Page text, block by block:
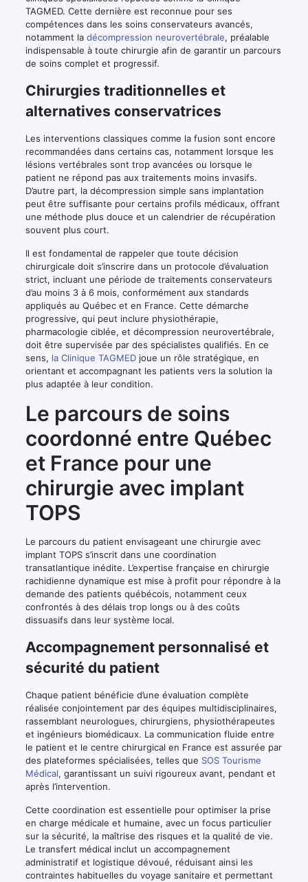
TAGMED. Cette dernière est reconnue pour ses
compétences dans les soins conservateurs avancés,
notamment la décompression neurovertébrale, préalable
indispensable à toute chirurgie afin de garantir un parcours
de soins complet et progressif.
Chirurgies traditionnelles et
alternatives conservatrices
Les interventions classiques comme la fusion sont encore
recommandées dans certains cas, notamment lorsque les
lésions vertébrales sont trop avancées ou lorsque le
patient ne répond pas aux traitements moins invasifs.
D’autre part, la décompression simple sans implantation
peut être suffisante pour certains profils médicaux, offrant
une méthode plus douce et un calendrier de récupération
souvent plus court.
Il est fondamental de rappeler que toute décision
chirurgicale doit s’inscrire dans un protocole d’évaluation
strict, incluant une période de traitements conservateurs
d’au moins 3 à 6 mois, conformément aux standards
appliqués au Québec et en France. Cette démarche
progressive, qui peut inclure physiothérapie,
pharmacologie ciblée, et décompression neurovertébrale,
doit être supervisée par des spécialistes qualifiés. En ce
sens, la Clinique TAGMEDjoue un rôle stratégique, en
orientant et accompagnant les patients vers la solution la
plus adaptée à leur condition.
Le parcours de soins
coordonné entre Québec
et France pour une
chirurgie avec implant
TOPS
Le parcours du patient envisageant une chirurgie avec
implant TOPS s’inscrit dans une coordination
transatlantique inédite. L’expertise française en chirurgie
rachidienne dynamique est mise à profit pour répondre à la
demande des patients québécois, notamment ceux
confrontés à des délais trop longs ou à des coûts
dissuasifs dans leur système local.
Accompagnement personnalisé et
sécurité du patient
Chaque patient bénéficie d’une évaluation complète
réalisée conjointement par des équipes multidisciplinaires,
rassemblant neurologues, chirurgiens, physiothérapeutes
et ingénieurs biomédicaux. La communication fluide entre
le patient et le centre chirurgical en France est assurée par
des plateformes spécialisées, telles que SOS Tourisme
Médical, garantissant un suivi rigoureux avant, pendant et
après l’intervention.
Cette coordination est essentielle pour optimiser la prise
en charge médicale et humaine, avec un focus particulier
sur la sécurité, la maîtrise des risques et la qualité de vie.
Le transfert médical inclut un accompagnement
administratif et logistique dévoué, réduisant ainsi les
contraintes habituelles du voyage sanitaire et permettant